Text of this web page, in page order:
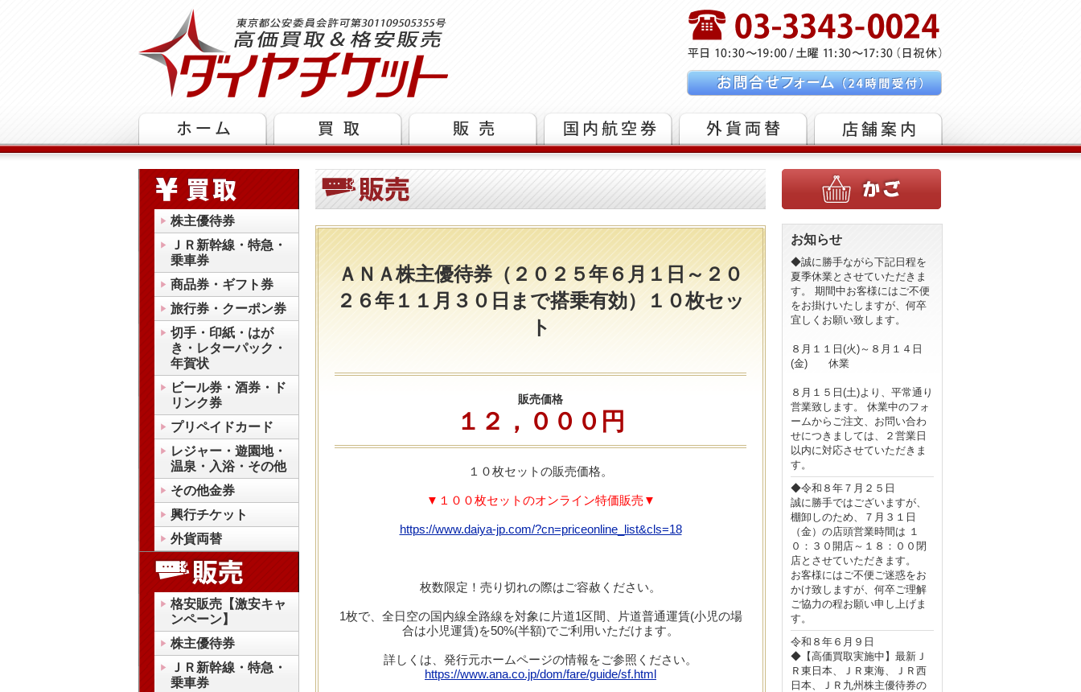
株主優待券
ＪＲ新幹線・特急・
乗車券
商品券・ギフト券
旅行券・クーポン券
切手・印紙・はが
き・レターパック・
年賀状
ビール券・酒券・ド
リンク券
プリペイドカード
レジャー・遊園地・
温泉・入浴・その他
その他金券
興行チケット
外貨両替
格安販売【激安キャ
ンペーン】
株主優待券
ＪＲ新幹線・特急・
乗車券
ＡＮＡ株主優待券（２０２５年６月１日～２０
２６年１１月３０日まで搭乗有効）１０枚セッ
ト
販売価格
１２，０００円
１０枚セットの販売価格。
▼１００枚セットのオンライン特価販売▼
https://www.daiya-jp.com/?cn=priceonline_list&cls=18
枚数限定！売り切れの際はご容赦ください。
1枚で、全日空の国内線全路線を対象に片道1区間、片道普通運賃(小児の場
合は小児運賃)を50%(半額)でご利用いただけます。
詳しくは、発行元ホームページの情報をご参照ください。
https://www.ana.co.jp/dom/fare/guide/sf.html
お知らせ
◆誠に勝手ながら下記日程を
夏季休業とさせていただきま
す。 期間中お客様にはご不便
をお掛けいたしますが、何卒
宜しくお願い致します。
８月１１日(火)～８月１４日
(金) 休業
８月１５日(土)より、平常通り
営業致します。 休業中のフォ
ームからご注文、お問い合わ
せにつきましては、２営業日
以内に対応させていただきま
す。
◆令和８年７月２５日
誠に勝手ではございますが、
棚卸しのため、７月３１日
（金）の店頭営業時間は １
０：３０開店～１８：００閉
店とさせていただきます。
お客様にはご不便ご迷惑をお
かけ致しますが、何卒ご理解
ご協力の程お願い申し上げま
す。
令和８年６月９日
◆【高価買取実施中】最新Ｊ
Ｒ東日本、ＪＲ東海、ＪＲ西
日本、ＪＲ九州株主優待券の